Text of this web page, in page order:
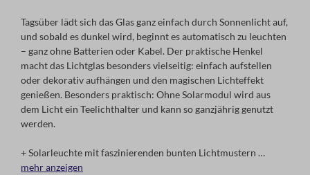
Tagsüber lädt sich das Glas ganz einfach durch Sonnenlicht auf,
und sobald es dunkel wird, beginnt es automatisch zu leuchten
– ganz ohne Batterien oder Kabel. Der praktische Henkel
macht das Lichtglas besonders vielseitig: einfach aufstellen
oder dekorativ aufhängen und den magischen Lichteffekt
genießen. Besonders praktisch: Ohne Solarmodul wird aus
dem Licht ein Teelichthalter und kann so ganzjährig genutzt
werden.
+ Solarleuchte mit faszinierenden bunten Lichtmustern
+ lädt sich tagsüber durch Sonnenlicht auf
mehr anzeigen